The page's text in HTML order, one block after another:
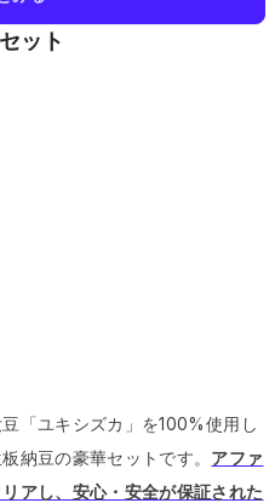
ット
「ユキシズカ」を100%使用し
納豆の豪華セットです。 アファ
アし、安心・安全が保証された